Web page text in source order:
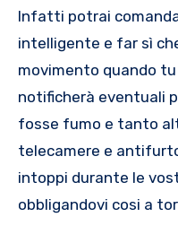
Infatti potrai
intelligente e far sì
movimento quando
notificherà eventuali
fosse fumo e tanto
telecamere e
intoppi durante le
obbligandovi cosi a